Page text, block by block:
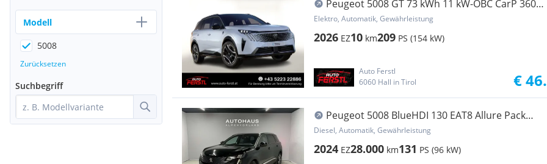
Peugeot 5008 GT 73 kWh 11 kW-OBC CarP 360°
WP
Elektro, Automatik, Gewährleistung
2026 EZ10 km209 PS (154 kW)
Auto Ferstl
6060 Hall in Tirol
€
Peugeot 5008 BlueHDI 130 EAT8 Allure Pack
Aut. ***7-Sit...
Diesel, Automatik, Gewährleistung
2024 EZ28.000 km131 PS (96 kW)
Modell
5008
Zurücksetzen
Suchbegriff